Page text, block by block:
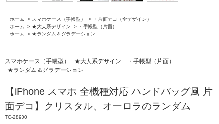
ホーム > スマホケース（手帳型） >
・片面デコ（全デザイン）
ホーム
> ★大人系デザイン >
・手帳型（片面）
ホーム
> ★ランダム＆グラデーション
スマホケース（手帳型） ★大人系デザイン
・手帳型（片面）
★ランダム＆グラデーション
【iPhone スマホ 全機種対応 ハンドバッグ風 片
面デコ】クリスタル、オーロラのランダム
TC-28900